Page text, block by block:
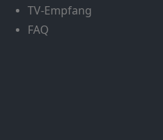
TV-Empfang
FAQ